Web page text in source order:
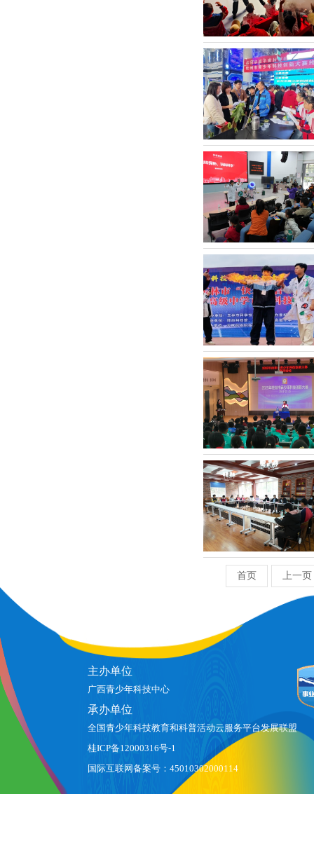
首页 上一页
主办单位
广西青少年科技中心
承办单位
全国青少年科技教育和科普活动云服务平台发展联盟
桂ICP备12000316号-1
国际互联网备案号：45010302000114